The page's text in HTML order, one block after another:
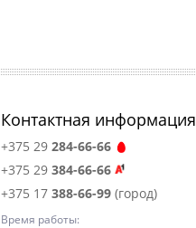
Контактная информация
+375 29 284-66-66
+375 29 384-66-66
+375 17 388-66-99(город)
Время работы: